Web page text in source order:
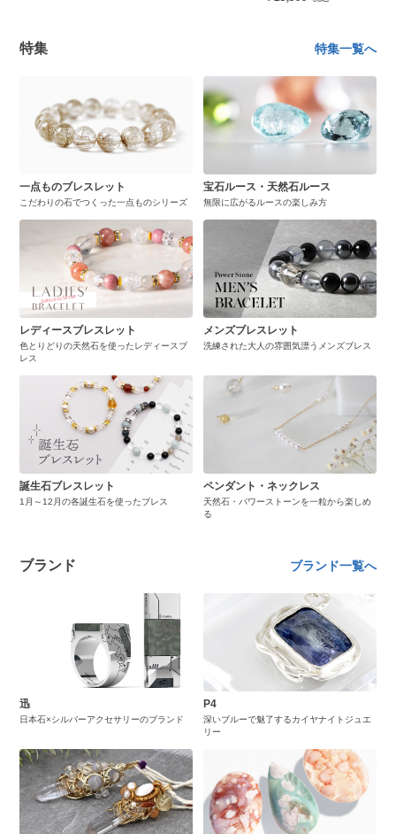
特集 特集一覧へ
一点ものブレスレット
こだわりの石でつくった一点ものシリーズ
宝石ルース・天然石ルース
無限に広がるルースの楽しみ方
レディースブレスレット
色とりどりの天然石を使ったレディースブ
レス
メンズブレスレット
洗練された大人の雰囲気漂うメンズブレス
誕生石ブレスレット
1月～12月の各誕生石を使ったブレス
ペンダント・ネックレス
天然石・パワーストーンを一粒から楽しめ
る
ブランド ブランド一覧へ
迅
日本石×シルバーアクセサリーのブランド
P4
深いブルーで魅了するカイヤナイトジュエ
リー